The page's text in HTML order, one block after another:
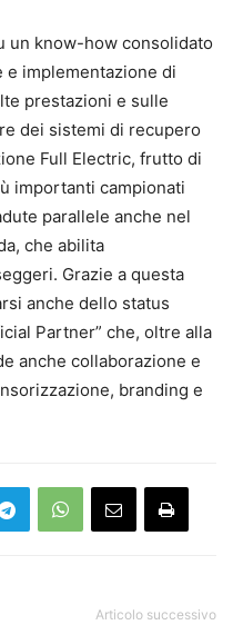
un know-how consolidato
implementazione di
prestazioni e sulle
dei sistemi di recupero
Full Electric, frutto di
importanti campionati
parallele anche nel
che abilita
Grazie a questa
anche dello status
Partner” che, oltre alla
anche collaborazione e
branding e
Articolo successivo